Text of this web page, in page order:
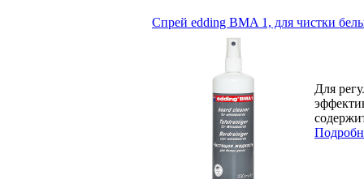
Спрей edding BMA 1, для чистки
Для